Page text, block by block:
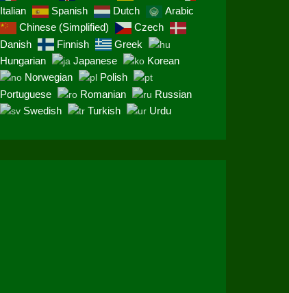
Italian
Spanish Dutch
Arabic
Chinese (Simplified)
Czech
Danish
Finnish
Greek
Hungarian
Japanese
Korean
Norwegian
Polish
Portuguese
Romanian
Russian
Swedish
Turkish Urdu